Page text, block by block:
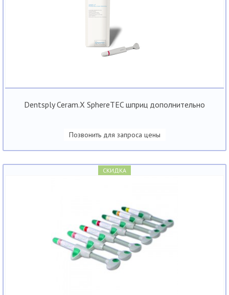
Dentsply Ceram.X SphereTEC шприц дополнительно
Позвонить для запроса цены
СКИДКА